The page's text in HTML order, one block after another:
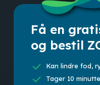
Få en
og bestil
Kan lindre fod,
Tager 10